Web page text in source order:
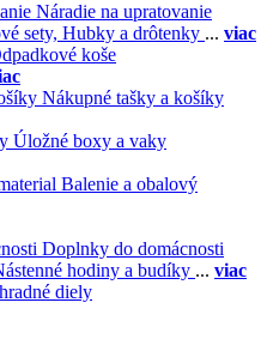
Náradie na upratovanie
sety, Hubky a drôtenky ... viac
koše
Nákupné tašky a košíky
Úložné boxy a vaky
Balenie a obalový
Doplnky do domácnosti
hodiny a budíky ... viac
diely